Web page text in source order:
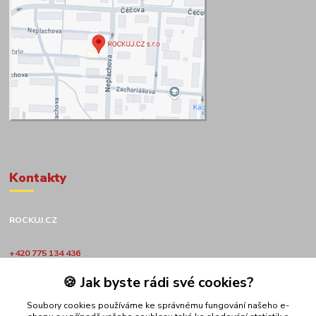
Kontakty
ROCKUJ.CZ
+420 775 134 436
obchod@rockuj.cz🍪 Jak byste rádi své cookies?
Soubory cookies používáme ke správnému fungování našeho e-